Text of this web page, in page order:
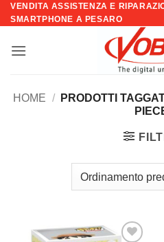
Salta
ai
VENDITA ASSISTENZA E
SMARTPHONE A PESARO
HOME /
PRODOTTI